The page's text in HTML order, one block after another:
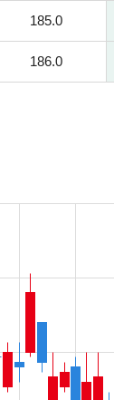
185.0
186.0